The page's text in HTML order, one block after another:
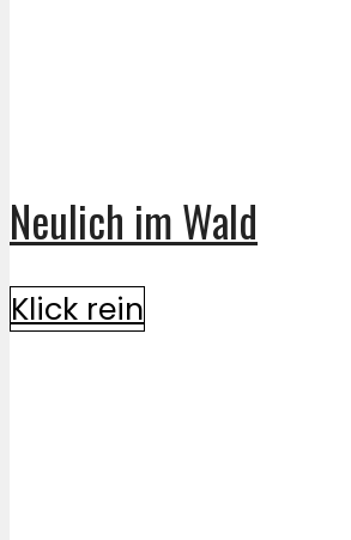
Neulich im Wald
Klick rein